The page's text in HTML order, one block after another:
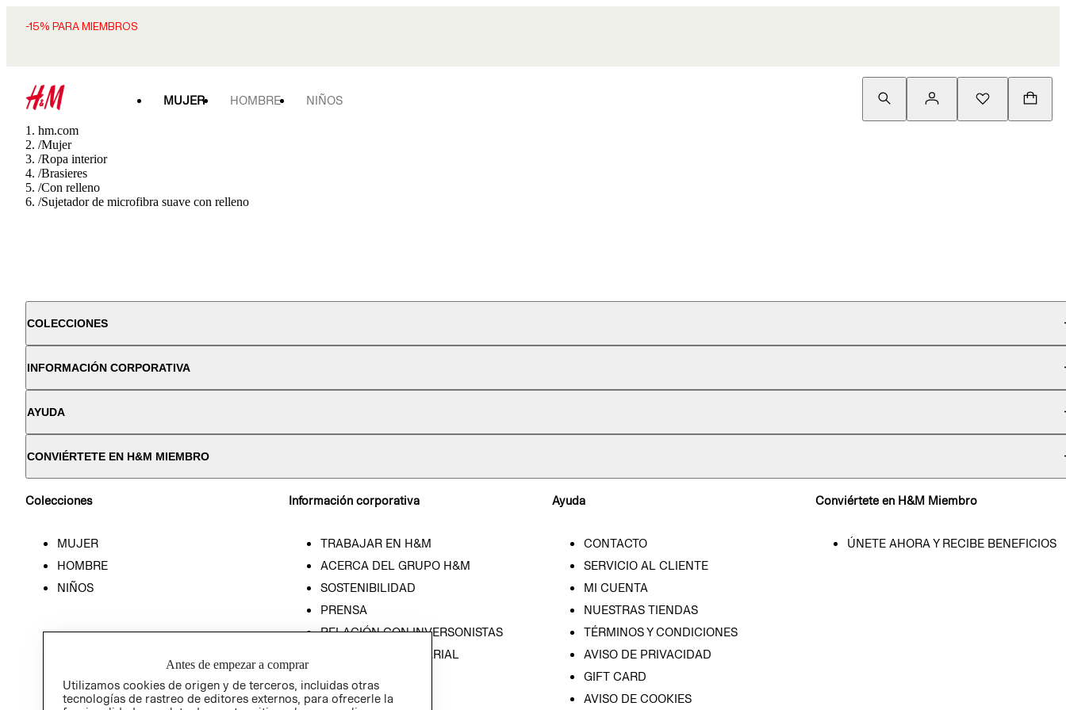
-15% PARA MIEMBROS
MUJER HOMBRE NIÑOS
hm.com
/Mujer
/Ropa interior
/Brasieres
/Con relleno
/Sujetador de microfibra suave con relleno
COLECCIONES
INFORMACIÓN CORPORATIVA
AYUDA
CONVIÉRTETE EN H&M MIEMBRO
Colecciones
MUJER
HOMBRE
NIÑOS
Información corporativa
TRABAJAR EN H&M
ACERCA DEL GRUPO H&M
SOSTENIBILIDAD
PRENSA
RELACIÓN CON INVERSONISTAS
POLÍTICA EMPRESARIAL
Ayuda
CONTACTO
SERVICIO AL CLIENTE
MI CUENTA
NUESTRAS TIENDAS
TÉRMINOS Y CONDICIONES
AVISO DE PRIVACIDAD
GIFT CARD
AVISO DE COOKIES
Conviértete en H&M Miembro
ÚNETE AHORA Y RECIBE BENEFICIOS
Antes de empezar a comprar
Utilizamos cookies de origen y de terceros, incluidas otras
tecnologías de rastreo de editores externos, para ofrecerle la